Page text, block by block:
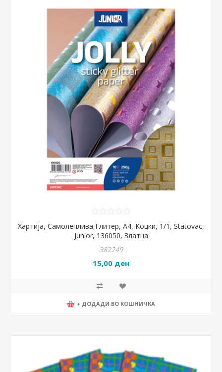
Хартија, Самолеплива,Глитер, А4, Коцки, 1/1, Statovac,
Junior, 136050, Златна
382249
15,00 ден
+ ДОДАДИ ВО КОШНИЧКА